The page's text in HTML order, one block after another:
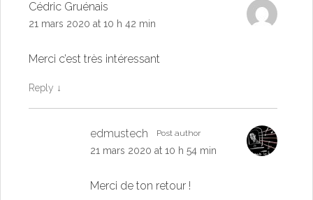
Cédric Gruénais
21 mars 2020 at 10 h 42 min
Merci c’est très intéressant
Reply ↓
edmustech Post author
21 mars 2020 at 10 h 54 min
Merci de ton retour !